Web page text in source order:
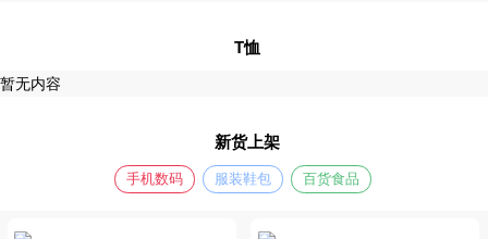
T恤
暂无内容
新货上架
手机数码 服装鞋包 百货食品